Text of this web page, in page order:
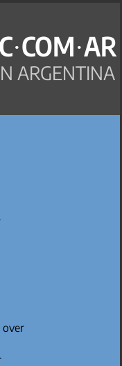
ARGENTINA
over